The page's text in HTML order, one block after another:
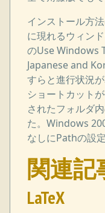
インストール方
に現れるウィン
のUse Windows
Japanese and
すらと進行状況
ショートカット
されたフォルダ
た。Windows
なしにPathの設
関連記
LaTeX